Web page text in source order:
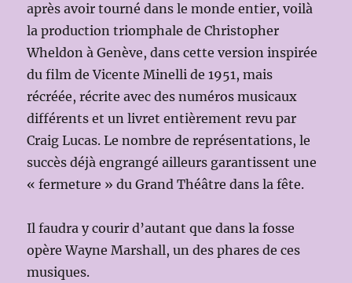
après avoir tourné dans le monde entier, voilà
la production triomphale de Christopher
Wheldon à Genève, dans cette version inspirée
du film de Vicente Minelli de 1951, mais
récréée, récrite avec des numéros musicaux
différents et un livret entièrement revu par
Craig Lucas. Le nombre de représentations, le
succès déjà engrangé ailleurs garantissent une
« fermeture » du Grand Théâtre dans la fête.
Il faudra y courir d’autant que dans la fosse
opère Wayne Marshall, un des phares de ces
musiques.